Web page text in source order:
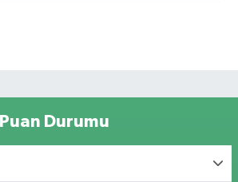
Durumu